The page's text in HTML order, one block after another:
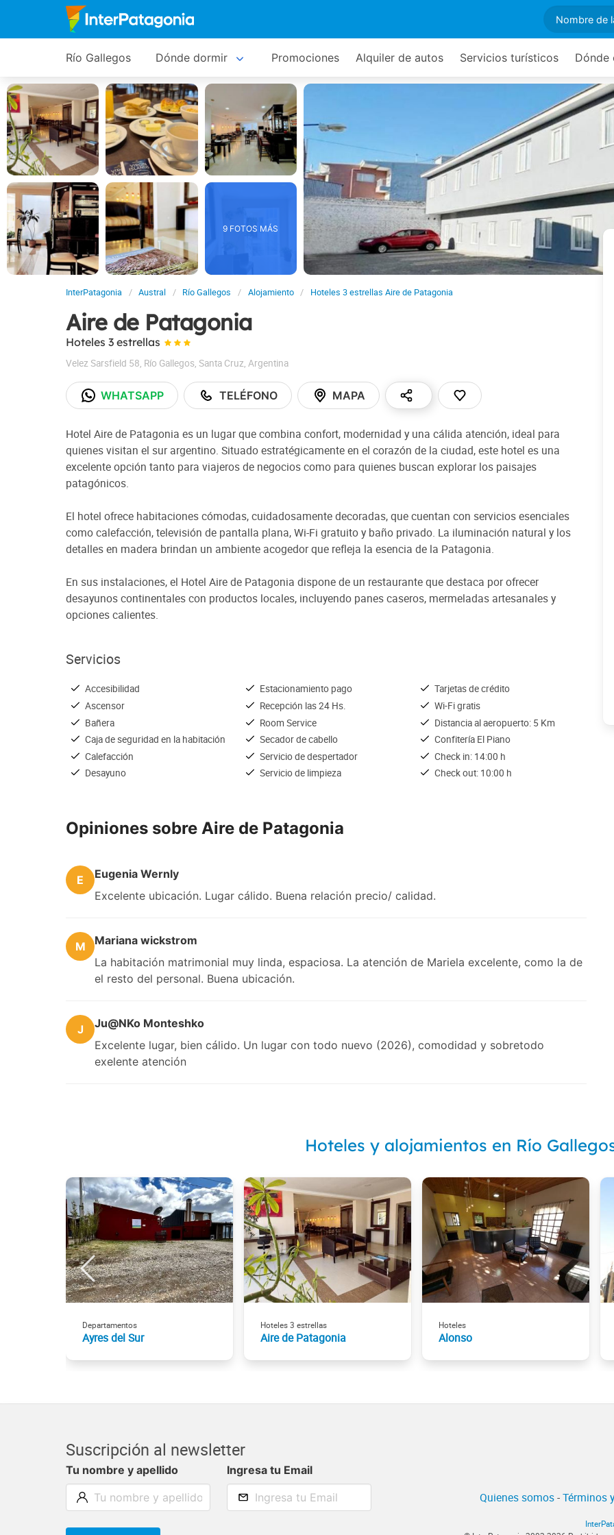
Río Gallegos Dónde dormir Promociones Alquiler de autos Servicios turísticos Dónde
9 FOTOS MÁS
InterPatagonia Austral Río Gallegos Alojamiento Hoteles 3 estrellas Aire de Patagonia
Aire de Patagonia
Hoteles 3 estrellas
Velez Sarsfield 58, Río Gallegos, Santa Cruz, Argentina
WHATSAPP TELÉFONO MAPA
Hotel Aire de Patagonia es un lugar que combina confort, modernidad y una cálida atención, ideal para
quienes visitan el sur argentino. Situado estratégicamente en el corazón de la ciudad, este hotel es una
excelente opción tanto para viajeros de negocios como para quienes buscan explorar los paisajes
patagónicos.
El hotel ofrece habitaciones cómodas, cuidadosamente decoradas, que cuentan con servicios esenciales
como calefacción, televisión de pantalla plana, Wi-Fi gratuito y baño privado. La iluminación natural y los
detalles en madera brindan un ambiente acogedor que refleja la esencia de la Patagonia.
En sus instalaciones, el Hotel Aire de Patagonia dispone de un restaurante que destaca por ofrecer
desayunos continentales con productos locales, incluyendo panes caseros, mermeladas artesanales y
opciones calientes.
Servicios
Accesibilidad
Ascensor
Bañera
Caja de seguridad en la habitación
Calefacción
Desayuno
Estacionamiento pago
Recepción las 24 Hs.
Room Service
Secador de cabello
Servicio de despertador
Servicio de limpieza
Tarjetas de crédito
Wi-Fi gratis
Distancia al aeropuerto: 5 Km
Confitería El Piano
Check in: 14:00 h
Check out: 10:00 h
Opiniones sobre Aire de Patagonia
E
Eugenia Wernly
Excelente ubicación. Lugar cálido. Buena relación precio/ calidad.
M
Mariana wickstrom
La habitación matrimonial muy linda, espaciosa. La atención de Mariela excelente, como la de
el resto del personal. Buena ubicación.
J
Ju@NKo Monteshko
Excelente lugar, bien cálido. Un lugar con todo nuevo (2026), comodidad y sobretodo
exelente atención
Hoteles y alojamientos en Río
Departamentos
Ayres del Sur
Hoteles 3 estrellas
Aire de Patagonia
Hoteles
Alonso
Suscripción al newsletter
Tu nombre y apellido Ingresa tu Email
Quienes somos-Términos